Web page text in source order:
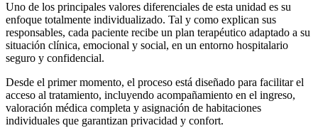
Uno de los principales valores diferenciales de esta unidad es su
enfoque totalmente individualizado. Tal y como explican sus
responsables, cada paciente recibe un plan terapéutico adaptado a su
situación clínica, emocional y social, en un entorno hospitalario
seguro y confidencial.
Desde el primer momento, el proceso está diseñado para facilitar el
acceso al tratamiento, incluyendo acompañamiento en el ingreso,
valoración médica completa y asignación de habitaciones
individuales que garantizan privacidad y confort.